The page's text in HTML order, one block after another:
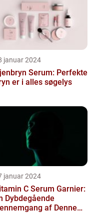
januar 2024
Serum: Perfekte
er i alles søgelys
januar 2024
C Serum Garnier:
Dybdegående
af Denne